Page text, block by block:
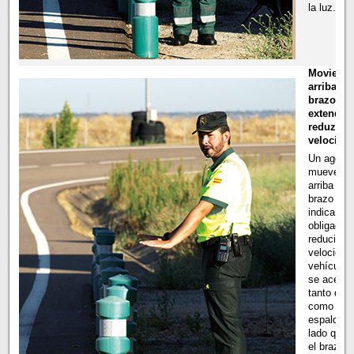
la luz.
arriba
brazo
reduzca
Un
mueve,
arriba
brazo
indica la
reducir la
vehículos
se
tanto de
como a
espaldas
lado que
el brazo